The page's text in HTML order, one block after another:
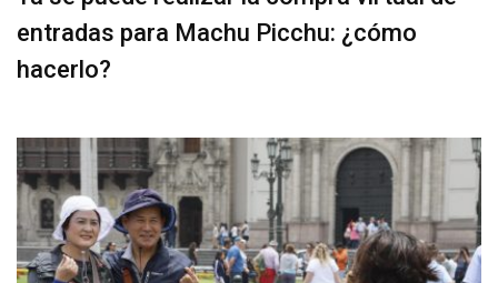
entradas para Machu Picchu: ¿cómo
hacerlo?